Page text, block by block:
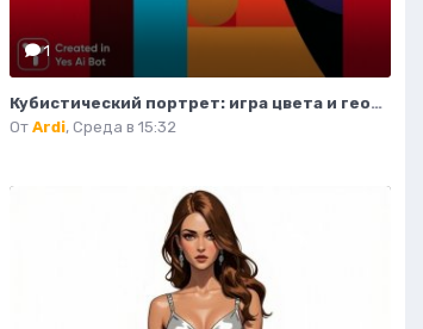
1
Кубистический портрет: игра цвета и геометрических форм. Нейросеть Midjourney
От Ardi, Среда в 15:32